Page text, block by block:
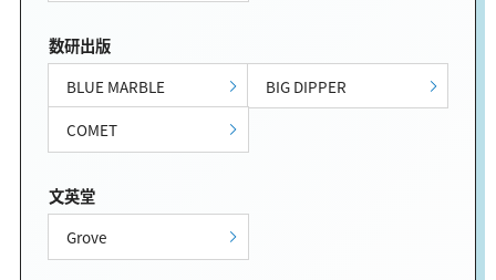
数研出版
BLUE MARBLE
BIG DIPPER
COMET
文英堂
Grove